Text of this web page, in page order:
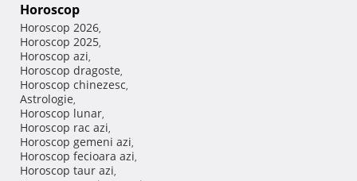
Horoscop
Horoscop 2026,
Horoscop 2025,
Horoscop azi,
Horoscop dragoste,
Horoscop chinezesc,
Astrologie,
Horoscop lunar,
Horoscop rac azi,
Horoscop gemeni azi,
Horoscop fecioara azi,
Horoscop taur azi,